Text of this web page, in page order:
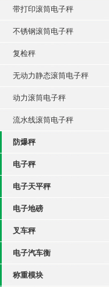
带打印滚筒电子秤
不锈钢滚筒电子秤
复检秤
无动力静态滚筒电子秤
动力滚筒电子秤
流水线滚筒电子秤
防爆秤
电子秤
电子天平秤
电子地磅
叉车秤
电子汽车衡
称重模块